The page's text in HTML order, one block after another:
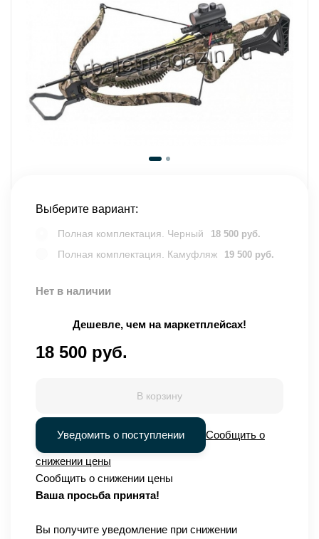
Выберите вариант:
Полная комплектация. Черный 18 500 руб.
Полная комплектация. Камуфляж 19 500 руб.
Нет в наличии
Дешевле, чем на маркетплейсах!
18 500 руб.
В корзину
Уведомить о поступлении Сообщить о
снижении цены
Сообщить о снижении цены
Ваша просьба принята!
Вы получите уведомление при снижении